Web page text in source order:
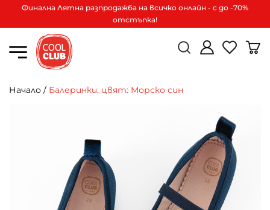
Финална Лятна разпродажба на всичко онлайн - с до -70%
отстъпка!
Начало / Балеринки, цвят: Морско син